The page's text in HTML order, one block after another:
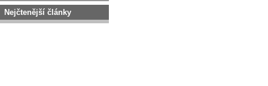
Nejčtenější články